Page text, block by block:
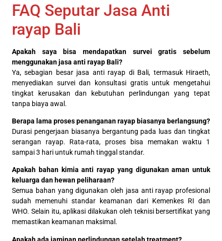
FAQ Seputar Jasa Anti
rayap Bali
Apakah saya bisa mendapatkan survei gratis sebelum
menggunakan jasa anti rayap Bali?
Ya, sebagian besar jasa anti rayap di Bali, termasuk Hiraeth,
menyediakan survei dan konsultasi gratis untuk mengetahui
tingkat kerusakan dan kebutuhan perlindungan yang tepat
tanpa biaya awal.
Berapa lama proses penanganan rayap biasanya berlangsung?
Durasi pengerjaan biasanya bergantung pada luas dan tingkat
serangan rayap. Rata-rata, proses bisa memakan waktu 1
sampai 3 hari untuk rumah tinggal standar.
Apakah bahan kimia anti rayap yang digunakan aman untuk
keluarga dan hewan peliharaan?
Semua bahan yang digunakan oleh jasa anti rayap profesional
sudah memenuhi standar keamanan dari Kemenkes RI dan
WHO. Selain itu, aplikasi dilakukan oleh teknisi bersertifikat yang
memastikan keamanan maksimal.
Apakah ada jaminan perlindungan setelah treatment?